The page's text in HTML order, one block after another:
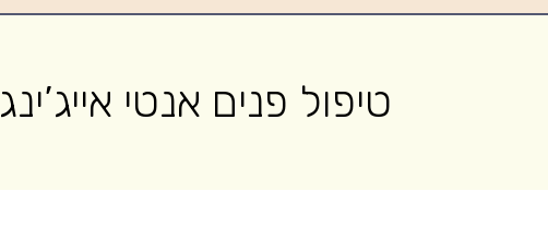
טיפול פנים אנטי אייג’ינג